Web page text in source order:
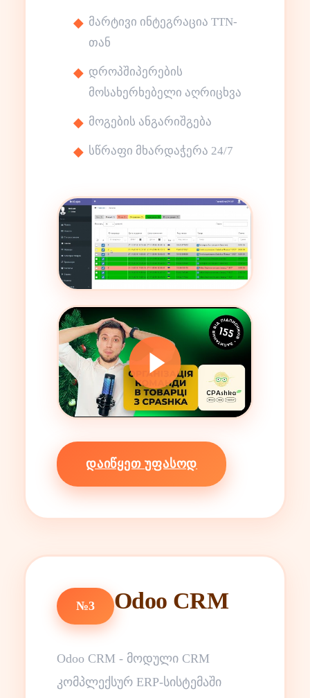
მარტივი ინტეგრაცია TTN-
თან
დროპშიპერების
მოსახერხებელი აღრიცხვა
მოგების ანგარიშგება
სწრაფი მხარდაჭერა 24/7
ᲓᲐᲘᲬᲧᲔᲗ ᲣᲤᲐᲡᲝᲓ
№3 Odoo CRM
Odoo CRM - მოდული CRM
კომპლექსურ ERP-სისტემაში